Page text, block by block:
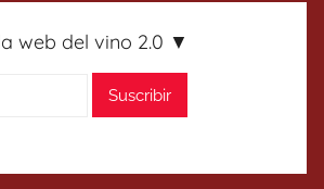
web del vino 2.0 ▼